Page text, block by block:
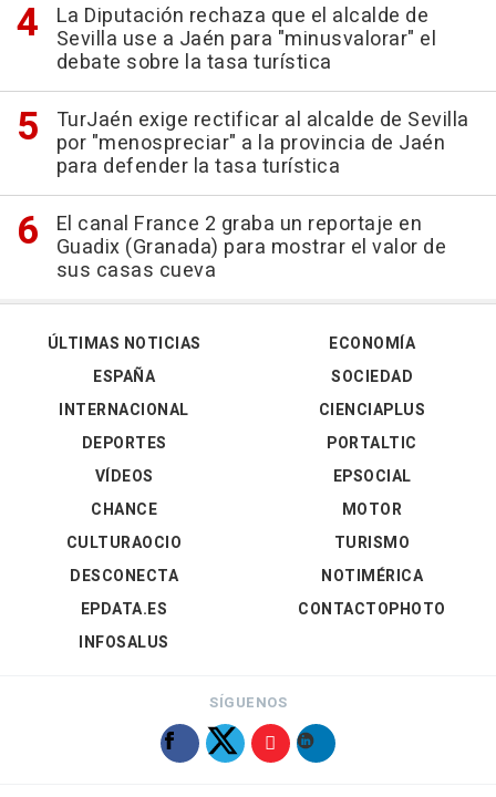
La Diputación rechaza que el alcalde de
Sevilla use a Jaén para "minusvalorar" el
debate sobre la tasa turística
TurJaén exige rectificar al alcalde de Sevilla
por "menospreciar" a la provincia de Jaén
para defender la tasa turística
El canal France 2 graba un reportaje en
Guadix (Granada) para mostrar el valor de
sus casas cueva
ÚLTIMAS NOTICIAS
ESPAÑA
INTERNACIONAL
DEPORTES
VÍDEOS
ECONOMÍA
SOCIEDAD
CIENCIAPLUS
PORTALTIC
EPSOCIAL
CHANCE
CULTURAOCIO
DESCONECTA
EPDATA.ES
INFOSALUS
MOTOR
TURISMO
NOTIMÉRICA
CONTACTOPHOTO
SÍGUENOS